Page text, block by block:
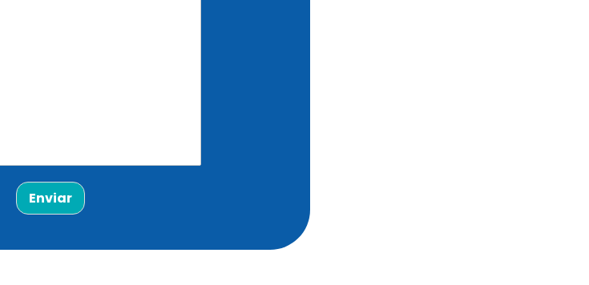
Enviar